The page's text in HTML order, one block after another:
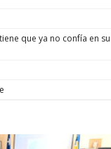
que ya no confía en su